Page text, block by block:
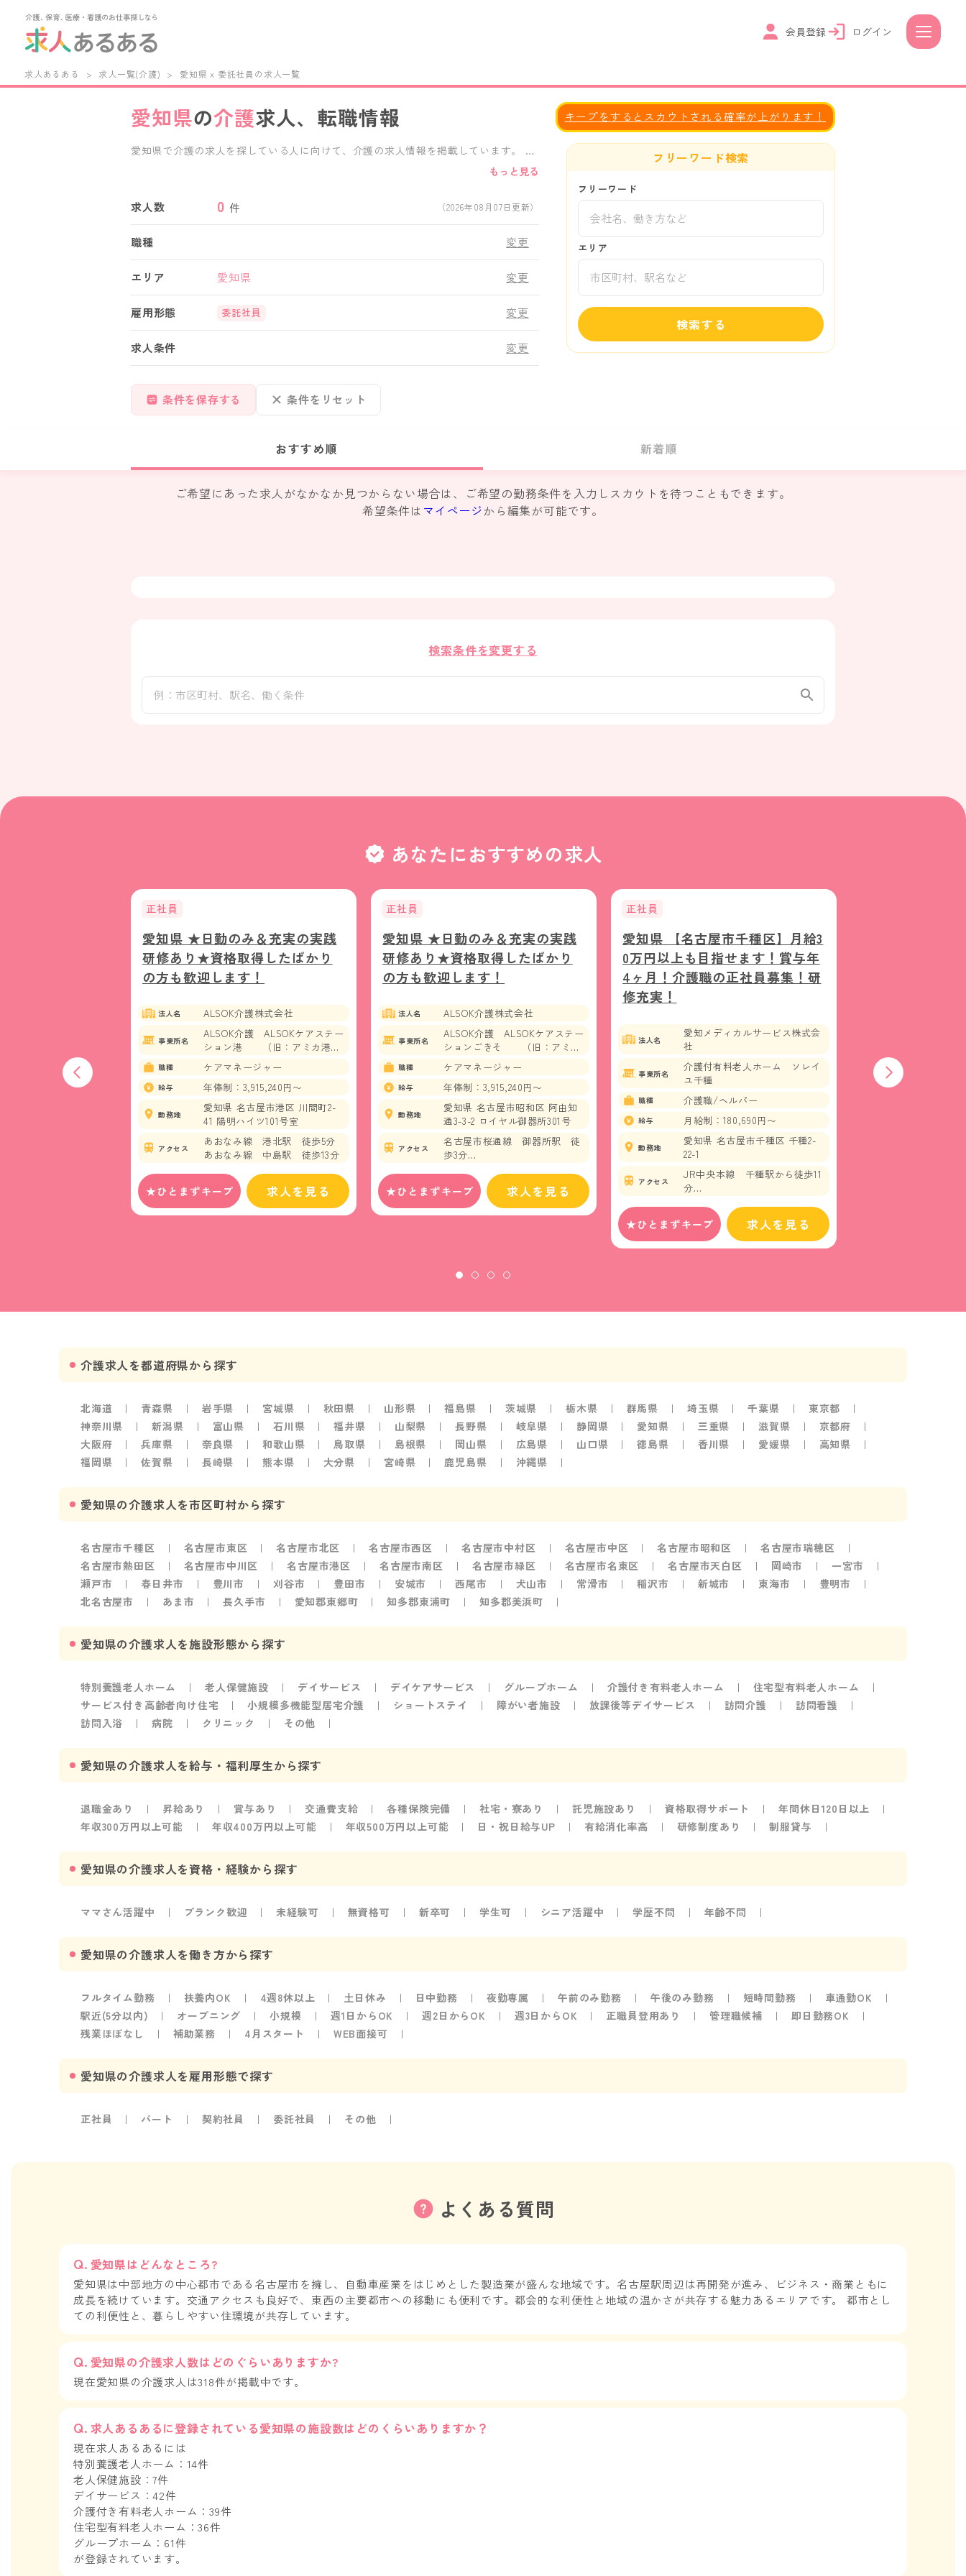
会員登録 ログイン
求人あるある > 求人一覧(介護) > 愛知県 x 委託社員の求人一覧
愛知県の介護求人、転職情報 キープをするとスカウトされる確率が上がります！
愛知県で介護の求人を探している人に向けて、介護の求人情報を掲載しています。 給
与・福利厚生・施設形態・働き方など、様々な条件で求人検索が可能です。 正社員、
パート、派遣など、あなたの働き方に合わせた求人を見つけることができます。 愛知
ーム,介護付き有料老人ホーム,住宅型有料老人ホームなど、様々な施設形態の求人か
ら、あなたにぴったりの愛知県の介護求人がきっと見つかります。
もっと見る
求人数 0 件 （2026年08月07日更新）
職種 変更
エリア 愛知県 変更
雇用形態 委託社員 変更
求人条件 変更
条件を保存する 条件をリセット
フリーワード検索
フリーワード
エリア
検索する
おすすめ順 新着順
ご希望にあった求人がなかなか見つからない場合は、ご希望の勤務条件を入力しスカウトを待つこともできます。
希望条件は マイページから編集が可能です。
検索条件を変更する
あなたにおすすめの求人
正社員
愛知県 ★日勤のみ＆充実の実践
研修あり★資格取得したばかり
の方も歓迎します！
法人名 ALSOK介護株式会社
事業所名
ALSOK介護 ALSOKケアステー
ション港 （旧：アミカ港介
護センター）
職種 ケアマネージャー
給与 年俸制：3,915,240円〜
勤務地
愛知県 名古屋市港区 川間町2-
41 陽明ハイツ101号室
アクセス
あおなみ線 港北駅 徒歩5分
あおなみ線 中島駅 徒歩13分
★ひとまずキープ 求人を見る
正社員
愛知県 ★日勤のみ＆充実の実践
研修あり★資格取得したばかり
の方も歓迎します！
法人名 ALSOK介護株式会社
事業所名
ALSOK介護 ALSOKケアステー
ションごきそ （旧：アミカ
ごきそ介護センター）
職種 ケアマネージャー
給与 年俸制：3,915,240円〜
勤務地
愛知県 名古屋市昭和区 阿由知
通3-3-2 ロイヤル御器所301号
アクセス
名古屋市桜通線 御器所駅 徒
歩3分
★ひとまずキープ 求人を見る
正社員
愛知県 【名古屋市千種区】月給3
0万円以上も目指せます！賞与年
4ヶ月！介護職の正社員募集！研
修充実！
法人名
愛知メディカルサービス株式会
社
事業所名
介護付有料老人ホーム ソレイ
ユ千種
職種 介護職/ヘルパー
給与 月給制：180,690円〜
勤務地
愛知県 名古屋市千種区 千種2-
22-1
アクセス
JR中央本線 千種駅から徒歩11
分
市バス/栄・吊駅行き 千早停
留所から徒歩5分
★ひとまずキープ 求人を見る
事業所名
介護求人を都道府県から探す
北海道 青森県 岩手県 宮城県 秋田県 山形県 福島県 茨城県 栃木県 群馬県 埼玉県 千葉県
東京都
神奈川県
新潟県 富山県 石川県 福井県 山梨県 長野県 岐阜県 静岡県 愛知県 三重県 滋賀県
京都府
大阪府
兵庫県 奈良県 和歌山県 鳥取県 島根県 岡山県 広島県 山口県 徳島県 香川県 愛媛県
高知県
福岡県
佐賀県 長崎県 熊本県 大分県 宮崎県 鹿児島県 沖縄県
愛知県の介護求人を市区町村から探す
名古屋市千種区 名古屋市東区 名古屋市北区 名古屋市西区 名古屋市中村区 名古屋市中区 名古屋市昭和区
名古屋市瑞穂区
名古屋市熱田区
名古屋市中川区 名古屋市港区 名古屋市南区 名古屋市緑区 名古屋市名東区 名古屋市天白区 岡崎市
一宮市
瀬戸市
春日井市 豊川市 刈谷市 豊田市 安城市 西尾市 犬山市 常滑市 稲沢市 新城市 東海市
豊明市
北名古屋市
あま市 長久手市 愛知郡東郷町 知多郡東浦町 知多郡美浜町
愛知県の介護求人を施設形態から探す
特別養護老人ホーム 老人保健施設 デイサービス デイケアサービス グループホーム 介護付き有料老人ホーム
住宅型有料老人ホーム
サービス付き高齢者向け住宅
小規模多機能型居宅介護 ショートステイ 障がい者施設 放課後等デイサービス 訪問介護
訪問看護
訪問入浴
病院 クリニック その他
愛知県の介護求人を給与・福利厚生から探す
退職金あり 昇給あり 賞与あり 交通費支給 各種保険完備 社宅・寮あり 託児施設あり 資格取得サポート
年間休日120日以上
年収300万円以上可能
年収400万円以上可能 年収500万円以上可能 日・祝日給与UP 有給消化率高 研修制度あり 制服貸与
愛知県の介護求人を資格・経験から探す
ママさん活躍中 ブランク歓迎 未経験可 無資格可 新卒可 学生可 シニア活躍中 学歴不問 年齢不問
愛知県の介護求人を働き方から探す
フルタイム勤務 扶養内OK 4週8休以上 土日休み 日中勤務 夜勤専属 午前のみ勤務 午後のみ勤務 短時間勤務
車通勤OK
駅近(5分以内)
オープニング 小規模 週1日からOK 週2日からOK 週3日からOK 正職員登用あり 管理職候補
即日勤務OK
残業ほぼなし
補助業務 4月スタート WEB面接可
愛知県の介護求人を雇用形態で探す
正社員 パート 契約社員 委託社員 その他
よくある質問
愛知県はどんなところ?
愛知県は中部地方の中心都市である名古屋市を擁し、自動車産業をはじめとした製造業が盛んな地域です。名古屋駅周辺は再開発が進み、ビジネス・商業ともに
成長を続けています。交通アクセスも良好で、東西の主要都市への移動にも便利です。都会的な利便性と地域の温かさが共存する魅力あるエリアです。 都市とし
ての利便性と、暮らしやすい住環境が共存しています。
愛知県の介護求人数はどのぐらいありますか?
現在愛知県の介護求人は318件が掲載中です。
求人あるあるに登録されている愛知県の施設数はどのくらいありますか？
現在求人あるあるには
特別養護老人ホーム：14件
老人保健施設：7件
デイサービス：42件
介護付き有料老人ホーム：39件
住宅型有料老人ホーム：36件
グループホーム：61件
が登録されています。